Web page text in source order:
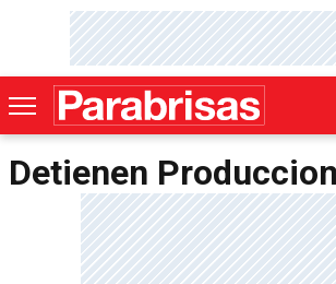
Detienen Produccion